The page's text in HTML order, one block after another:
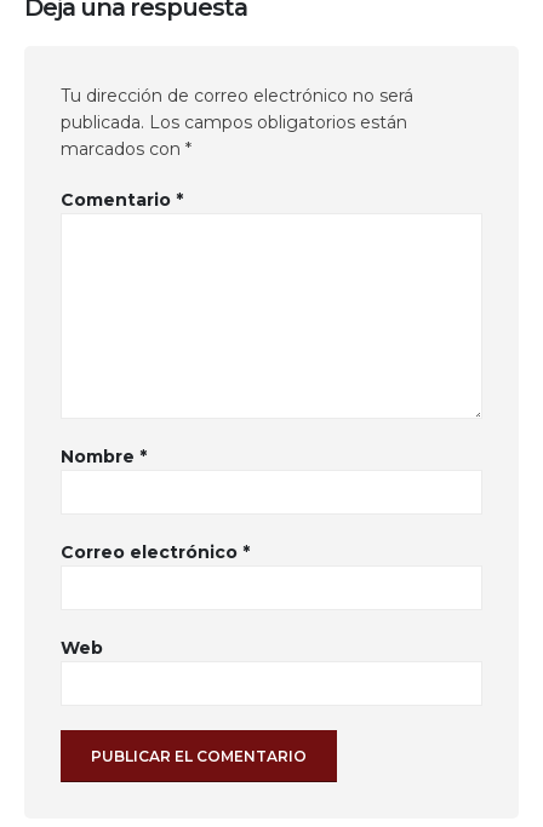
Deja una respuesta
Tu dirección de correo electrónico no será
publicada. Los campos obligatorios están
marcados con *
Comentario *
Nombre *
Correo electrónico *
Web